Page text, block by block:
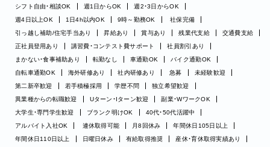
シフト自由・相談OK
週1日からOK
週2・3日からOK
週4日以上OK
1日4h以内OK 9時～勤務OK
社保完備
引っ越し補助/住宅手当あり
昇給あり 賞与あり 残業代支給
交通費支給
正社員登用あり
講習費・コンテスト費サポート
社員割引あり
まかない・食事補助あり
転勤なし 車通勤OK
バイク通勤OK
自転車通勤OK
海外研修あり 社内研修あり 急募
未経験歓迎
第二新卒歓迎
若手積極採用 学歴不問
独立希望歓迎
異業種からの転職歓迎
Uターン・Iターン歓迎
副業・WワークOK
大学生・専門学生歓迎
ブランク明けOK
40代・50代活躍中
アルバイト入社OK
連休取得可能 月8回休み
年間休日105日以上
年間休日110日以上
日曜日休み 有給取得推奨
産休・育休取得実績あり